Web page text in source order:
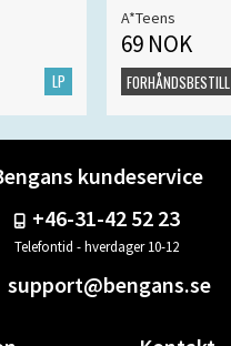
LP
A*Teens
69 NOK
FORHÅNDSBESTILL
kundeservice
+46-31-42 52 23
Telefontid - hverdager 10-12
support@bengans.se